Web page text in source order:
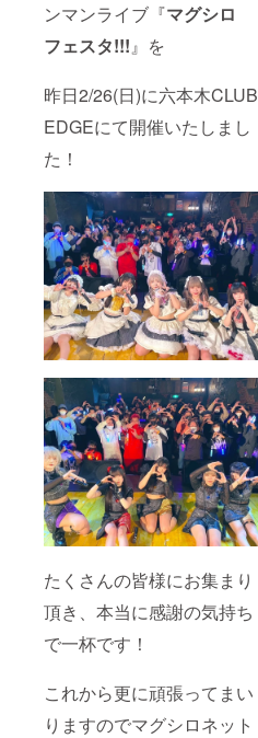
ンマンライブ『マグシロ
フェスタ!!!』を
昨日2/26(日)に六本木CLUB
EDGEにて開催いたしまし
た！
たくさんの皆様にお集まり
頂き、本当に感謝の気持ち
で一杯です！
これから更に頑張ってまい
りますのでマグシロネット